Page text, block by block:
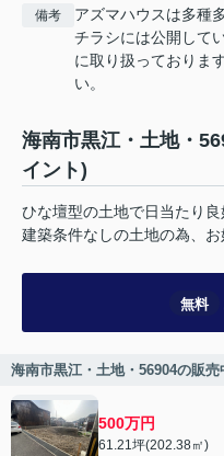
備考
アズマハウスは多種
チラシには公開して
に取り扱っておりま
い。
海南市黒江・土地・
イント)
ひな壇型の土地で日当たり良
建築条件なしの土地の為、
無料
海南市黒江・土地・56904の販売
500万円
61.21坪(202.38㎡)